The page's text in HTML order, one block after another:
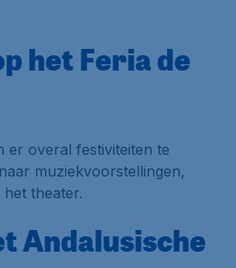
het Feria de
er overal festiviteiten te
muziekvoorstellingen,
theater.
Andalusische